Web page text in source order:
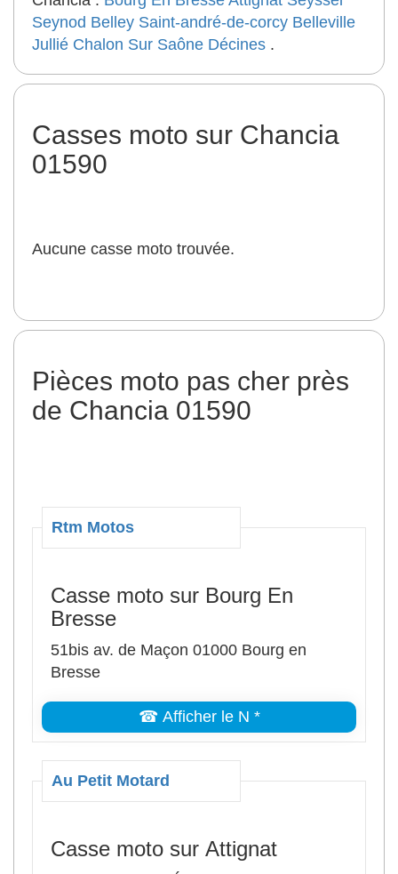
Seynod Belley Saint-andré-de-corcy Belleville
Jullié Chalon Sur Saône Décines .
Casses moto sur Chancia
01590
Aucune casse moto trouvée.
Pièces moto pas cher près
de Chancia 01590
Rtm Motos
Casse moto sur Bourg En
Bresse
51bis av. de Maçon 01000 Bourg en
Bresse
☎ Afficher le N *
Au Petit Motard
Casse moto sur Attignat